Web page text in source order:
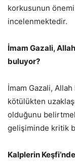
korkusunun
incelenmektedir.
İmam Gazali,
buluyor?
İmam Gazali,
kötülükten
olduğunu
gelişiminde kritik
Kalplerin